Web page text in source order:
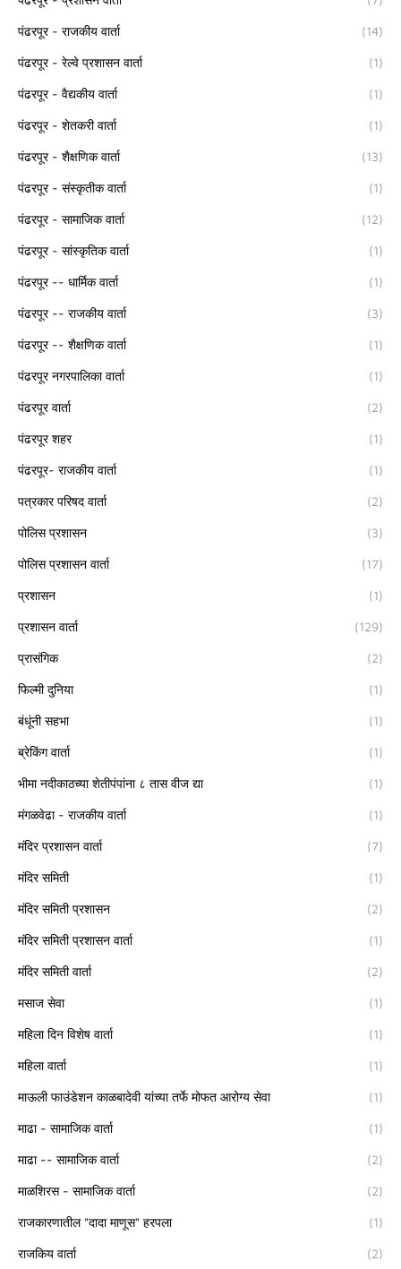
पंढरपूर - राजकीय वार्ता (14)
पंढरपूर - रेल्वे प्रशासन वार्ता (1)
पंढरपूर - वैद्यकीय वार्ता (1)
पंढरपूर - शेतकरी वार्ता (1)
पंढरपूर - शैक्षणिक वार्ता (13)
पंढरपूर - संस्कृतीक वार्ता (1)
पंढरपूर - सामाजिक वार्ता (12)
पंढरपूर - सांस्कृतिक वार्ता (1)
पंढरपूर -- धार्मिक वार्ता (1)
पंढरपूर -- राजकीय वार्ता (3)
पंढरपूर -- शैक्षणिक वार्ता (1)
पंढरपूर नगरपालिका वार्ता (1)
पंढरपूर वार्ता (2)
पंढरपूर शहर (1)
पंढरपूर- राजकीय वार्ता (1)
पत्रकार परिषद वार्ता (2)
पोलिस प्रशासन (3)
पोलिस प्रशासन वार्ता (17)
प्रशासन (1)
प्रशासन वार्ता (129)
प्रासंगिक (2)
फिल्मी दुनिया (1)
बंधूंनी सहभा (1)
ब्रेकिंग वार्ता (1)
भीमा नदीकाठच्या शेतीपंपांना ८ तास वीज द्या (1)
मंगळवेढा - राजकीय वार्ता (1)
मंदिर प्रशासन वार्ता (7)
मंदिर समिती (1)
मंदिर समिती प्रशासन (2)
मंदिर समिती प्रशासन वार्ता (1)
मंदिर समिती वार्ता (2)
मसाज सेवा (1)
महिला दिन विशेष वार्ता (1)
महिला वार्ता (1)
माऊली फाउंडेशन काळबादेवी यांच्या तर्फे मोफत आरोग्य सेवा (1)
माढा - सामाजिक वार्ता (1)
माढा -- सामाजिक वार्ता (2)
माळशिरस - सामाजिक वार्ता (2)
राजकारणातील "दादा माणूस" हरपला (1)
राजकिय वार्ता (2)